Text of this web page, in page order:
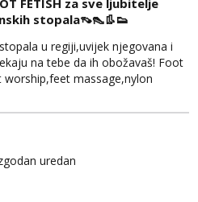
- Kod: #135
FETISH za sve ljubitelje
stopala👡👠👢👟
u regiji,uvijek njegovana i
na tebe da ih obožavaš! Foot
massage,nylon
Ponedjeljak-subota:15-
za istinske obožavatelje ovog
POZIV. Sex i sl.ISKLJUČENO!
uredan